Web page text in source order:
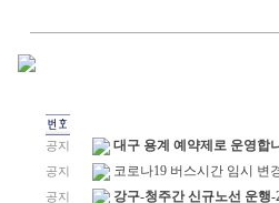
공지 대구 용계 예약제로 운영합
공지 코로나19 버스시간 임시 변
공지 강구-청주간 신규노선 운행-